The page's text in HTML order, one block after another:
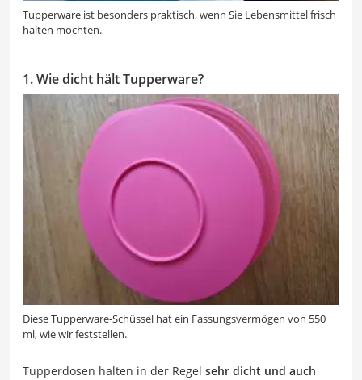
Tupperware ist besonders praktisch, wenn Sie Lebensmittel frisch
halten möchten.
1. Wie dicht hält Tupperware?
Diese Tupperware-Schüssel hat ein Fassungsvermögen von 550
ml, wie wir feststellen.
Tupperdosen halten in der Regel sehr dicht und auch